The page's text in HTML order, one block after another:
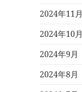
2024年11月
2024年10月
2024年9月
2024年8月